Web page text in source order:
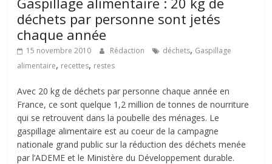
déchets par personne sont jetés
chaque année
15 novembre 2010 Rédaction déchets, Gaspillage
alimentaire, recettes, restes
Avec 20 kg de déchets par personne chaque année en
France, ce sont quelque 1,2 million de tonnes de nourriture
qui se retrouvent dans la poubelle des ménages. Le
gaspillage alimentaire est au coeur de la campagne
nationale grand public sur la réduction des déchets menée
par l’ADEME et le Ministère du Développement durable.